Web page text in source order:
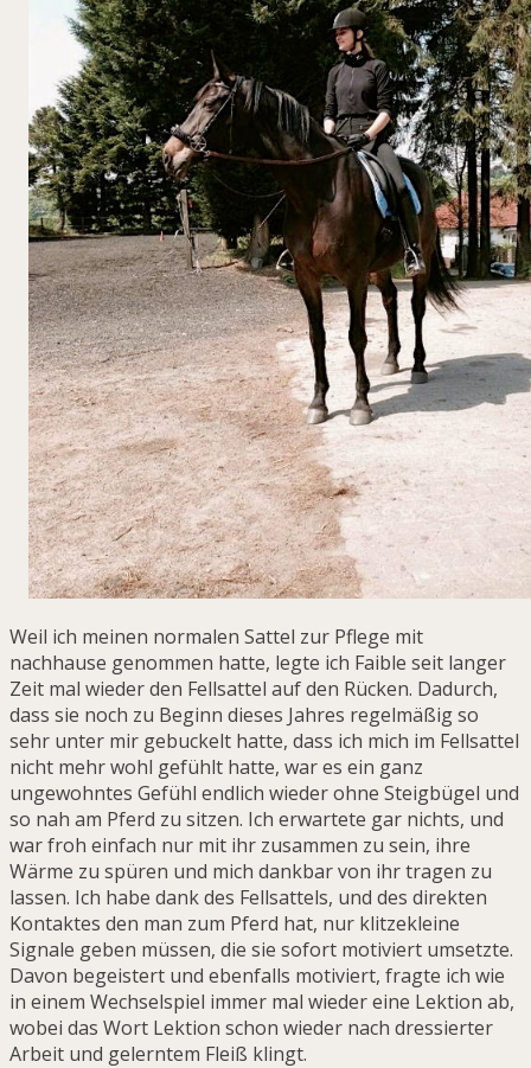
Weil ich meinen normalen Sattel zur Pflege mit
nachhause genommen hatte, legte ich Faible seit langer
Zeit mal wieder den Fellsattel auf den Rücken. Dadurch,
dass sie noch zu Beginn dieses Jahres regelmäßig so
sehr unter mir gebuckelt hatte, dass ich mich im Fellsattel
nicht mehr wohl gefühlt hatte, war es ein ganz
ungewohntes Gefühl endlich wieder ohne Steigbügel und
so nah am Pferd zu sitzen. Ich erwartete gar nichts, und
war froh einfach nur mit ihr zusammen zu sein, ihre
Wärme zu spüren und mich dankbar von ihr tragen zu
lassen. Ich habe dank des Fellsattels, und des direkten
Kontaktes den man zum Pferd hat, nur klitzekleine
Signale geben müssen, die sie sofort motiviert umsetzte.
Davon begeistert und ebenfalls motiviert, fragte ich wie
in einem Wechselspiel immer mal wieder eine Lektion ab,
wobei das Wort Lektion schon wieder nach dressierter
Arbeit und gelerntem Fleiß klingt.